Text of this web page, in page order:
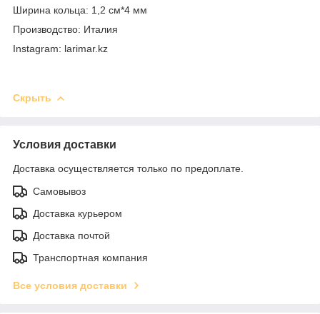
Ширина кольца: 1,2 см*4 мм
Производство: Италия
Instagram: larimar.kz
Скрыть
Условия доставки
Доставка осуществляется только по предоплате.
Самовывоз
Доставка курьером
Доставка почтой
Транспортная компания
Все условия доставки